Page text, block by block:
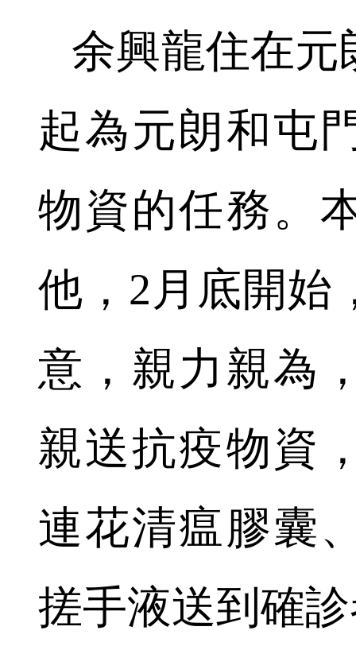
余興龍住在元
起為元朗和屯
物資的任務。
他，2月底開始
意，親力親為
親送抗疫物資
連花清瘟膠囊
搓手液送到確